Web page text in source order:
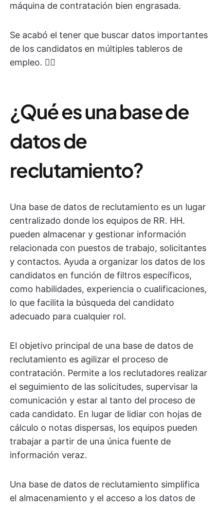
máquina de contratación bien engrasada.
Se acabó el tener que buscar datos importantes
de los candidatos en múltiples tableros de
empleo. ✋🏽
¿Qué es una base de
datos de
reclutamiento?
Una base de datos de reclutamiento es un lugar
centralizado donde los equipos de RR. HH.
pueden almacenar y gestionar información
relacionada con puestos de trabajo, solicitantes
y contactos. Ayuda a organizar los datos de los
candidatos en función de filtros específicos,
como habilidades, experiencia o cualificaciones,
lo que facilita la búsqueda del candidato
adecuado para cualquier rol.
El objetivo principal de una base de datos de
reclutamiento es agilizar el proceso de
contratación. Permite a los reclutadores realizar
el seguimiento de las solicitudes, supervisar la
comunicación y estar al tanto del proceso de
cada candidato. En lugar de lidiar con hojas de
cálculo o notas dispersas, los equipos pueden
trabajar a partir de una única fuente de
información veraz.
Una base de datos de reclutamiento simplifica
el almacenamiento y el acceso a los datos de